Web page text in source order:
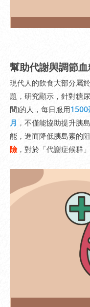
幫助代謝與調節
現代人的飲食大部分屬
題，研究顯示，針對糖
間)的人，每日服用1500
月 ，不僅能協助提升胰
能，進而降低胰島素的
險，對於「代謝症候群